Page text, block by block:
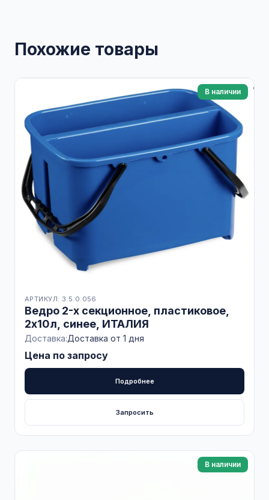
Похожие товары
В наличии
АРТИКУЛ: 3.5.0.056
Ведро 2-х секционное, пластиковое,
2х10л, синее, ИТАЛИЯ
Доставка:Доставка от 1 дня
Цена по запросу
Подробнее
Запросить
В наличии